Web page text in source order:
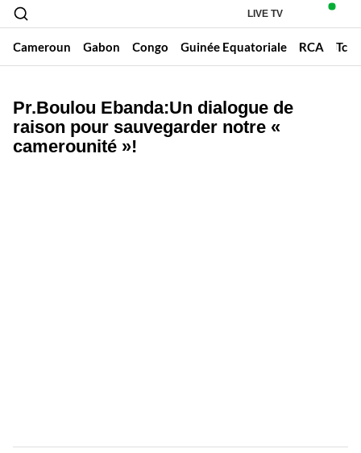
LIVE TV
Cameroun Gabon Congo Guinée Equatoriale RCA
Pr.Boulou Ebanda:Un dialogue de
raison pour sauvegarder notre «
camerounité »!